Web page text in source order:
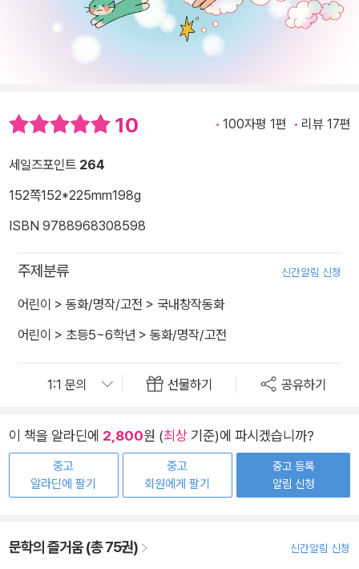
10 100자평 1편 리뷰 17편
세일즈포인트 264
152쪽152*225mm198g
ISBN 9788968308598
주제분류 신간알림 신청
어린이 > 동화/명작/고전 > 국내창작동화
어린이 > 초등5~6학년 > 동화/명작/고전
선물하기 공유하기
이 책을 알라딘에 2,800원 (최상 기준)에 파시겠습니까?
중고
알라딘에 팔기
중고
회원에게 팔기
중고 등록
알림 신청
문학의 즐거움 (총 75권) 신간알림 신청